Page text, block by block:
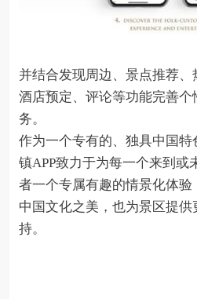
并结合发现周边、景点推荐、
酒店预定、评论等功能完善个
务。
作为一个专有的、独具中国
镇APP致力于为每一个来到或
者一个专属有趣的情景化体验
中国文化之美，也为景区提
持。